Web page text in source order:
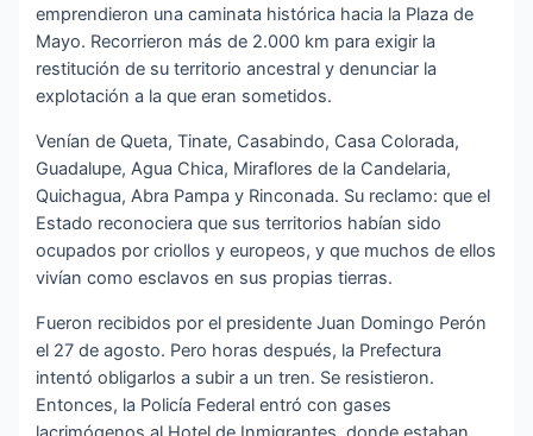
emprendieron una caminata histórica hacia la Plaza de
Mayo. Recorrieron más de 2.000 km para exigir la
restitución de su territorio ancestral y denunciar la
explotación a la que eran sometidos.
Venían de Queta, Tinate, Casabindo, Casa Colorada,
Guadalupe, Agua Chica, Miraflores de la Candelaria,
Quichagua, Abra Pampa y Rinconada. Su reclamo: que el
Estado reconociera que sus territorios habían sido
ocupados por criollos y europeos, y que muchos de ellos
vivían como esclavos en sus propias tierras.
Fueron recibidos por el presidente Juan Domingo Perón
el 27 de agosto. Pero horas después, la Prefectura
intentó obligarlos a subir a un tren. Se resistieron.
Entonces, la Policía Federal entró con gases